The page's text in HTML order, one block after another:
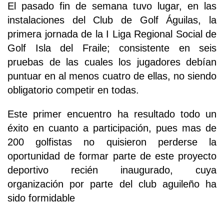
El pasado fin de semana tuvo lugar, en las
instalaciones del Club de Golf Águilas, la
primera jornada de la I Liga Regional Social de
Golf Isla del Fraile; consistente en seis
pruebas de las cuales los jugadores debían
puntuar en al menos cuatro de ellas, no siendo
obligatorio competir en todas.
Este primer encuentro ha resultado todo un
éxito en cuanto a participación, pues mas de
200 golfistas no quisieron perderse la
oportunidad de formar parte de este proyecto
deportivo recién inaugurado, cuya
organización por parte del club aguileño ha
sido formidable